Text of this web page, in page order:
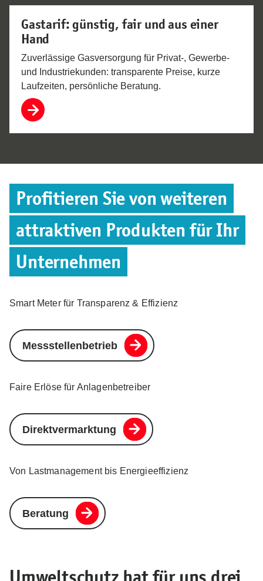
Gastarif: günstig, fair und aus einer
Hand
Zuverlässige Gasversorgung für Privat-, Gewerbe-
und Industriekunden: transparente Preise, kurze
Laufzeiten, persönliche Beratung.
Profitieren Sie von weiteren
attraktiven Produkten für Ihr
Unternehmen
Smart Meter für Transparenz & Effizienz
Messstellenbetrieb
Faire Erlöse für Anlagenbetreiber
Direktvermarktung
Von Lastmanagement bis Energieeffizienz
Beratung